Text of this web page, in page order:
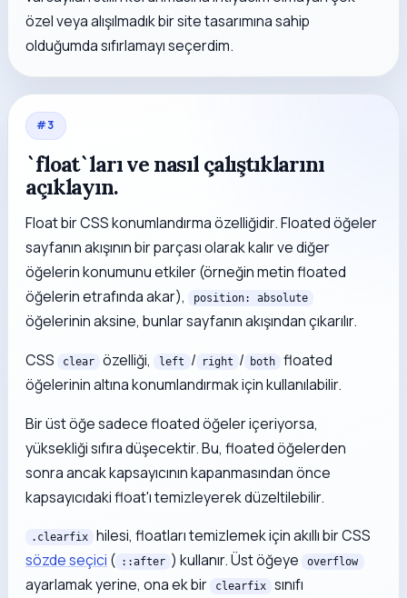
özel veya alışılmadık bir site tasarımına sahip
olduğumda sıfırlamayı seçerdim.
#3
`float`ları ve nasıl çalıştıklarını
açıklayın.
Float bir CSS konumlandırma özelliğidir. Floated öğeler
sayfanın akışının bir parçası olarak kalır ve diğer
öğelerin konumunu etkiler (örneğin metin floated
öğelerin etrafında akar),
position: absolute
öğelerinin aksine, bunlar sayfanın akışından çıkarılır.
CSS
clear özelliği, left / right / both
floated
öğelerinin altına konumlandırmak için kullanılabilir.
Bir üst öğe sadece floated öğeler içeriyorsa,
yüksekliği sıfıra düşecektir. Bu, floated öğelerden
sonra ancak kapsayıcının kapanmasından önce
kapsayıcıdaki float'ı temizleyerek düzeltilebilir.
.clearfix
hilesi, floatları temizlemek için akıllı bir CSS
sözde seçici ( ::after ) kullanır. Üst öğeye overflow
ayarlamak yerine, ona ek bir clearfix
sınıfı